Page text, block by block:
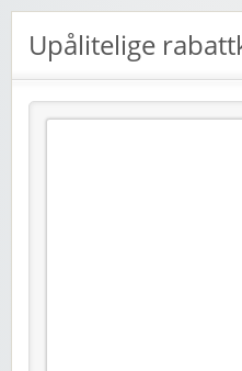
Upålitelige